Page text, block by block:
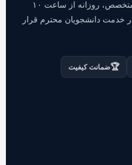
۱۳۹۸ با حضور اساتید برتر و تیم متخصص، روزانه از ساعت ۱۰
در خدمت دانشجویان محترم قرار
🏆ضمانت کیفیت